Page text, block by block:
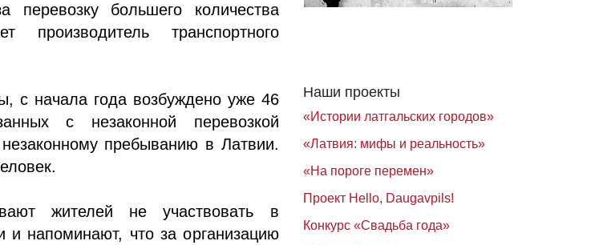
перевозку большего количества
производитель транспортного
с начала года возбуждено уже 46
с незаконной перевозкой
пребыванию в Латвии.
жителей не участвовать в
и напоминают, что за организацию
Наши проекты
«Истории латгальских городов»
«Латвия: мифы и реальность»
«На пороге перемен»
Проект Hello, Daugavpils!
Конкурс «Свадьба года»